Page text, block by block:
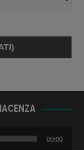
00:00